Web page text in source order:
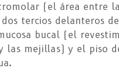
(el área entre
tercios delanteros
bucal (el
las mejillas) y el piso